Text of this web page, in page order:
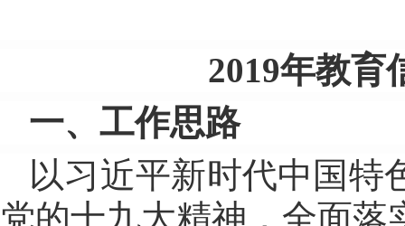
2019年教育
一、工作思路
以习近平新时代中国特
党的十九大精神，全面